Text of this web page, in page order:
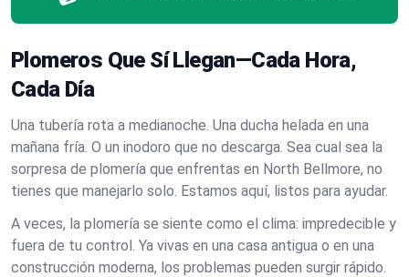
Plomeros Que Sí Llegan—Cada Hora,
Cada Día
Una tubería rota a medianoche. Una ducha helada en una
mañana fría. O un inodoro que no descarga. Sea cual sea la
sorpresa de plomería que enfrentas en North Bellmore, no
tienes que manejarlo solo. Estamos aquí, listos para ayudar.
A veces, la plomería se siente como el clima: impredecible y
fuera de tu control. Ya vivas en una casa antigua o en una
construcción moderna, los problemas pueden surgir rápido.